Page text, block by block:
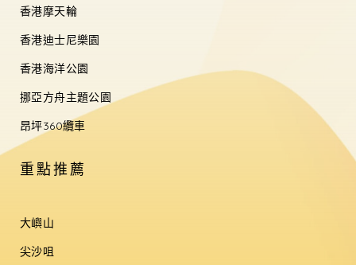
香港摩天輪
香港迪士尼樂園
香港海洋公園
挪亞方舟主題公園
昂坪360纜車
重點推薦
大嶼山
尖沙咀